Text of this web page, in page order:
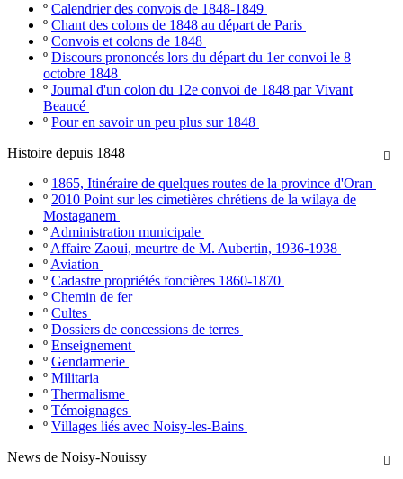
º Calendrier des convois de 1848-1849
º Chant des colons de 1848 au départ de Paris
º Convois et colons de 1848
º Discours prononcés lors du départ du 1er convoi le 8
octobre 1848
º Journal d'un colon du 12e convoi de 1848 par Vivant
Beaucé
º Pour en savoir un peu plus sur 1848

Histoire depuis 1848
º 1865, Itinéraire de quelques routes de la province d'Oran
º 2010 Point sur les cimetières chrétiens de la wilaya de
Mostaganem
º Administration municipale
º Affaire Zaoui, meurtre de M. Aubertin, 1936-1938
º Aviation
º Cadastre propriétés foncières 1860-1870
º Chemin de fer
º Cultes
º Dossiers de concessions de terres
º Enseignement
º Gendarmerie
º Militaria
º Thermalisme
º Témoignages
º Villages liés avec Noisy-les-Bains

News de Noisy-Nouissy